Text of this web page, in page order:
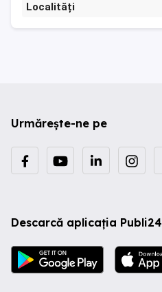
Localități
Urmărește-ne pe
Descarcă aplicația Publi24